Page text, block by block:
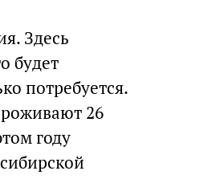
Здесь
будет
потребуется.
26
году